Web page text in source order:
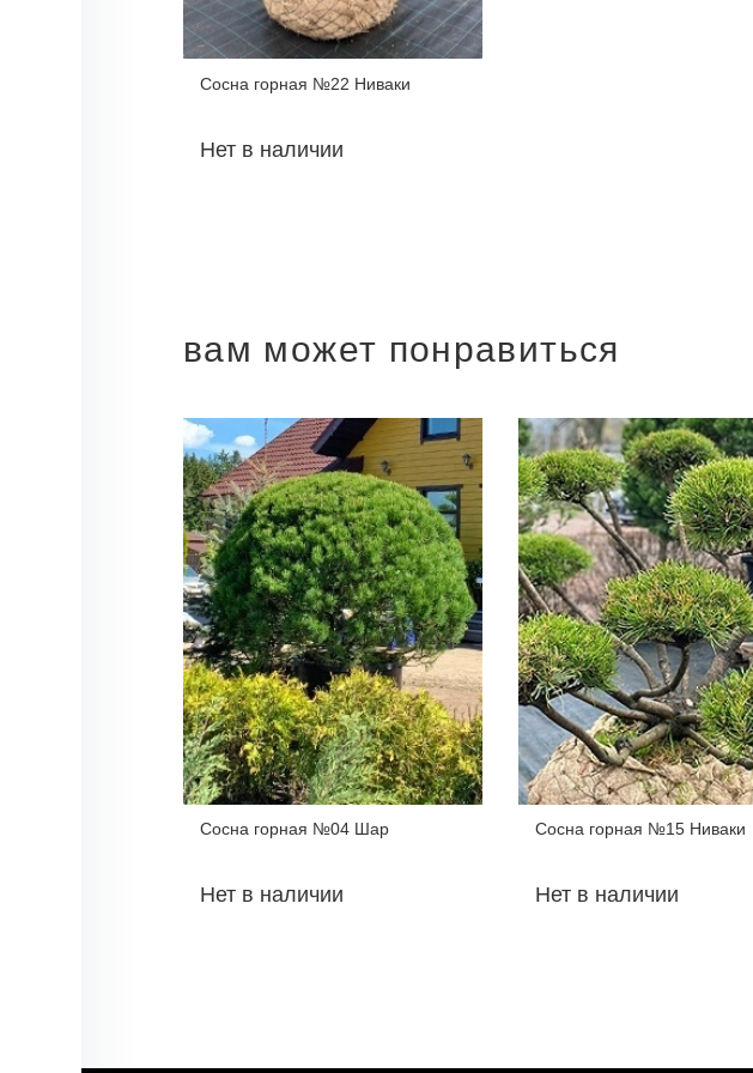
Сосна горная №22 Ниваки
Нет в наличии
вам может понравиться
Сосна горная №04 Шар
Нет в наличии
Сосна горная №15 Ниваки
Нет в наличии